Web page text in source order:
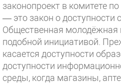
законопроект в комитете
— это закон о доступности
Общественная молодёжная
подобной инициативой.
касается доступности
доступности
среды, когда магазины,